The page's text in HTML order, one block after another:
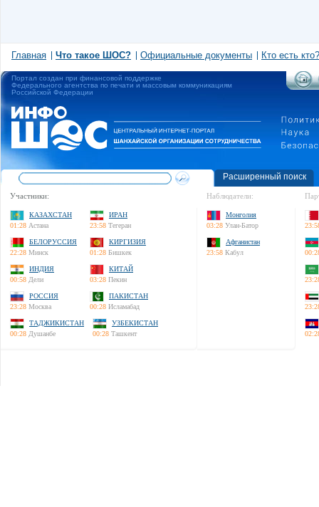
Главная Что такое ШОС? Официальные документы Кто есть кто?
Портал создан при финансовой поддержке
Федерального агентства по печати и массовым коммуникациям
Российской Федерации
Расширенный поиск
Участники:
КАЗАХСТАН
01:28 Астана
ИРАН
23:58 Тегеран
БЕЛОРУССИЯ
22:28 Минск
КИРГИЗИЯ
01:28 Бишкек
ИНДИЯ
00:58 Дели
КИТАЙ
03:28 Пекин
РОССИЯ
23:28 Москва
ПАКИСТАН
00:28 Исламабад
ТАДЖИКИСТАН
00:28 Душанбе
УЗБЕКИСТАН
00:28 Ташкент
Наблюдатели:
Монголия
03:28 Улан-Батор
Афганистан
23:58 Кабул